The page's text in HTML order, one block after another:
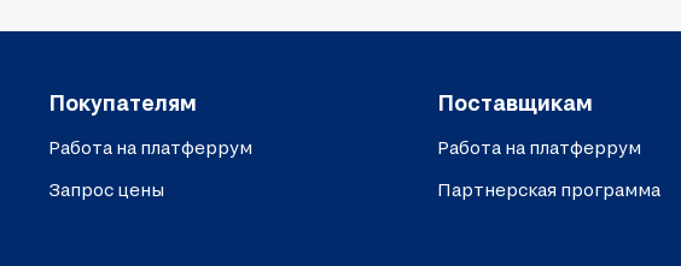
Покупателям
Работа на платферрум
Запрос цены
Поставщикам
Работа на платферрум
Партнерская программа